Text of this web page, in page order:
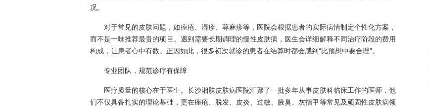
况。
对于常见的皮肤问题，如痤疮、湿疹、荨麻疹等，医院会根据患者的实际病情制定个性化方案，
而不是一味推荐最贵的项目。遇到需要长期调理的慢性皮肤病，医生会详细解释不同治疗阶段的费用
构成，让患者心中有数。正因如此，很多初次就诊的患者在结算时都会感到“比预想中要合理”。
专业团队，规范诊疗有保障
医疗质量的核心在于医生。长沙湘肤皮肤病医院汇聚了一批多年从事皮肤科临床工作的医师，他
们不仅具备扎实的理论基础，更在痤疮、脱发、皮炎、过敏、腋臭、灰指甲等常见及顽固性皮肤病领